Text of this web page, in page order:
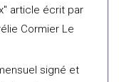
article écrit par
Cormier Le
signé et